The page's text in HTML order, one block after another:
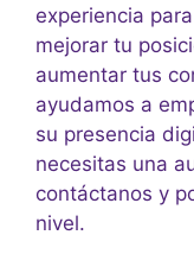
experiencia
mejorar tu
aumentar tus
ayudamos a
su presencia
necesitas una
contáctanos y
nivel.